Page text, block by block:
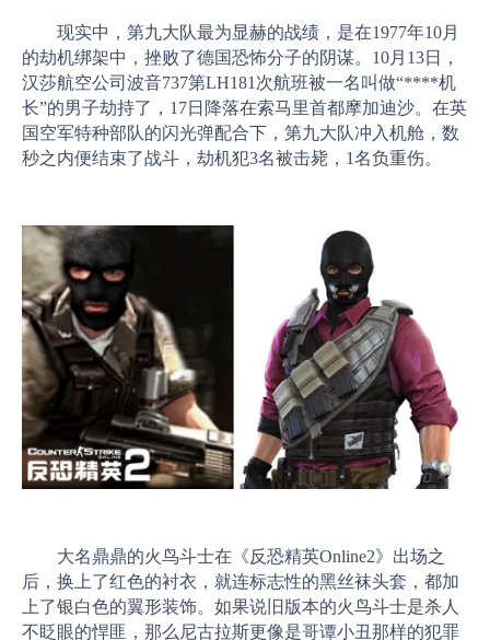
现实中，第九大队最为显赫的战绩，是在1977年10月
的劫机绑架中，挫败了德国恐怖分子的阴谋。10月13日，
汉莎航空公司波音737第LH181次航班被一名叫做“****机
长”的男子劫持了，17日降落在索马里首都摩加迪沙。在英
国空军特种部队的闪光弹配合下，第九大队冲入机舱，数
秒之内便结束了战斗，劫机犯3名被击毙，1名负重伤。
大名鼎鼎的火鸟斗士在《反恐精英Online2》出场之
后，换上了红色的衬衣，就连标志性的黑丝袜头套，都加
上了银白色的翼形装饰。如果说旧版本的火鸟斗士是杀人
不眨眼的悍匪，那么尼古拉斯更像是哥谭小丑那样的犯罪